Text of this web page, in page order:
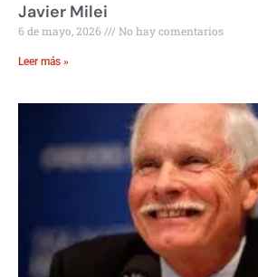
Javier Milei
6 de mayo, 2026 No hay comentarios
Leer más »